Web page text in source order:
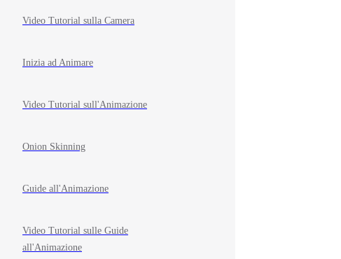
Video Tutorial sulla Camera
Inizia ad Animare
Video Tutorial sull'Animazione
Onion Skinning
Guide all'Animazione
Video Tutorial sulle Guide
all'Animazione